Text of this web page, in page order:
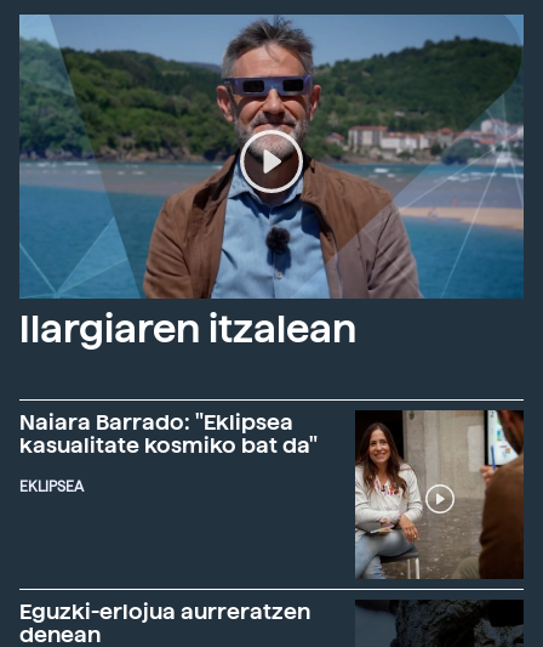
Ilargiaren itzalean
Naiara Barrado: "Eklipsea
kasualitate kosmiko bat da"
EKLIPSEA
Eguzki-erlojua aurreratzen
denean